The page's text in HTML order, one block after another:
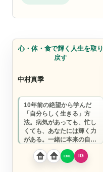
心・体・食で輝く人生を取り
戻す
中村真季
10年前の絶望から学んだ
「自分らしく生きる」方
法。病気があっても、忙し
くても、あなたには輝く力
がある。一緒に本来の自分
を取り戻しませんか？